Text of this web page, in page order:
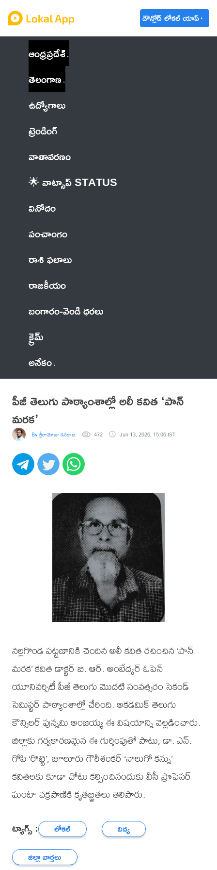
డౌన్లోడ్ లోకల్ యాప్
ఆంధ్రప్రదేశ్
తెలంగాణ
ఉద్యోగాలు
ట్రెండింగ్
వాతావరణం
🌟 వాట్సాప్ STATUS
వినోదం
పంచాంగం
రాశి ఫలాలు
రాజకీయం
బంగారం-వెండి ధరలు
క్రైమ్
అనేకం
పీజీ తెలుగు పాఠ్యాంశాల్లో అలీ కవిత ‘పాన్
మరక’
By శ్రీరామోజు కనకాచారి 472 Jun 13, 2026, 15:06 IST
నల్లగొండ పట్టణానికి చెందిన అలీ కవిత రచించిన ‘పాన్
మరక’ కవిత డాక్టర్ బి. ఆర్. అంబేద్కర్ ఓపెన్
యూనివర్సిటీ పీజీ తెలుగు మొదటి సంవత్సరం సెకండ్
సెమిస్టర్ పాఠ్యాంశాల్లో చేరింది. అకడమిక్ తెలుగు
కౌన్సిలర్ పున్నమి అంజయ్య ఈ విషయాన్ని వెల్లడించారు.
జిల్లాకు గర్వకారణమైన ఈ గుర్తింపుతో పాటు, డా. ఎన్.
గోపి ‘రొట్టె’, జూలూరు గౌరీశంకర్ ‘నాలుగో కన్ను’
కవితలకు కూడా చోటు కల్పించినందుకు వీసీ ప్రొఫెసర్
ఘంటా చక్రపాణికి కృతజ్ఞతలు తెలిపారు.
ట్యాగ్స్ : లోకల్
విద్య
జిల్లా వార్తలు